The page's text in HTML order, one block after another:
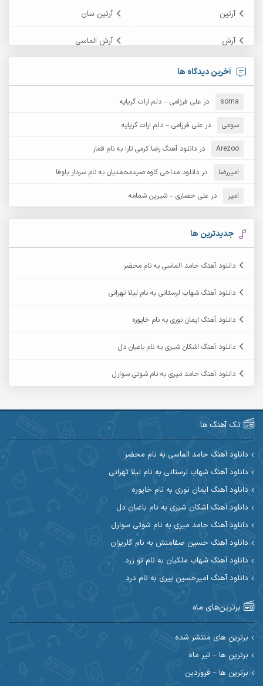
آرتین آرتین سان
آرش آرش الماسی
آرش امامی
آرش عثمان
آرش مبهم آرش مستشیری
آرش مهرابی آرش نظری
آرشام
آرکاداش
آرین صیادی
آرین مریدی
آوات بوکانی آوات یگانه
آیت احمدنژاد
ابراهیم شمس ابوالحسن جاویدان
ابی حسینی
احسان آیینفر
احسان امیدوار
احسان حیدری احسان دریادل
احسان رمضانی احسان علیانی
آخرین دیدگاه ها
soma در علی فرزامی – دلم ارات گریایه
سومی در علی فرزامی – دلم ارات گریایه
Arezoo در دانلود آهنگ رضا کرمی تارا به نام قمار
امیررضا در دانلود مداحی کاوه صیدمحمدیان به نام سردار باوفا
امیر در علی حصاری – شیرین شمامه
جدیدترین ها
دانلود آهنگ حامد الماسی به نام محضر
دانلود آهنگ شهاب لرستانی به نام لیلا تهرانی
دانلود آهنگ ایمان نوری به نام خاپوره
دانلود آهنگ اشکان شیری به نام باغبان دل
دانلود آهنگ حامد میری به نام شوتی سوارل
تک آهنگ ها
دانلود آهنگ حامد الماسی به نام محضر
دانلود آهنگ شهاب لرستانی به نام لیلا تهرانی
دانلود آهنگ ایمان نوری به نام خاپوره
دانلود آهنگ اشکان شیری به نام باغبان دل
دانلود آهنگ حامد میری به نام شوتی سوارل
دانلود آهنگ حسین صفامنش به نام گلریزان
دانلود آهنگ شهاب ملکیان به نام تو زرد
دانلود آهنگ امیرحسین پیری به نام درد
برترین‌های ماه
برترین های منتشر شده
برترین ها – تیر ماه
برترین ها – فروردین